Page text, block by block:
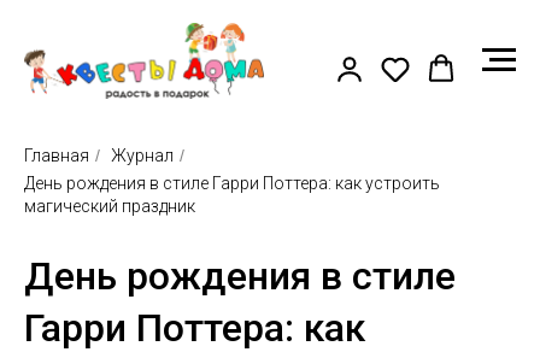
Главная / Журнал /
День рождения в стиле Гарри Поттера: как устроить
магический праздник
День рождения в стиле
Гарри Поттера: как